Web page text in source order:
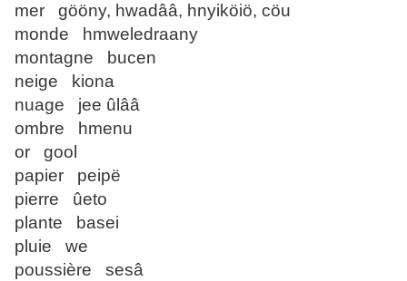
mer gööny, hwadââ, hnyiköiö, cöu
monde hmweledraany
montagne bucen
neige kiona
nuage jee ûlââ
ombre hmenu
or gool
papier peipë
pierre ûeto
plante basei
pluie we
poussière sesâ